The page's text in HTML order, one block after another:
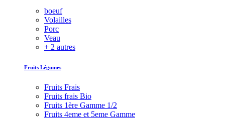
boeuf
Volailles
Porc
Veau
+ 2 autres
Fruits Légumes
Fruits Frais
Fruits frais Bio
Fruits 1ère Gamme 1/2
Fruits 4eme et 5eme Gamme